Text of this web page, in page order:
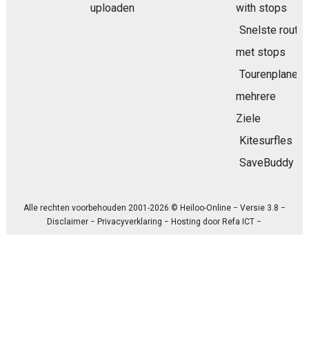
uploaden
with stops
Snelste route
met stops
Tourenplaner
mehrere
Ziele
Kitesurfles
SaveBuddy
Alle rechten voorbehouden 2001-2026 © Heiloo-Online − Versie 3.8 −
Disclaimer − Privacyverklaring − Hosting door Refa ICT −